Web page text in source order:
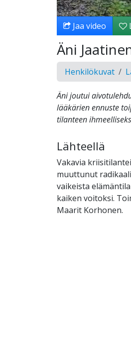
Jaa video
Äni
Henkilökuvat
Äni joutui
lääkärien ennuste
tilanteen
Lähteellä
Vakavia
muuttunut
vaikeista
kaiken voitoksi.
Maarit Korhonen.